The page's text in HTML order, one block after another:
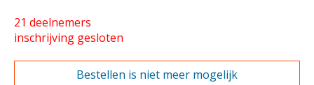
21 deelnemers
inschrijving gesloten
Bestellen is niet meer mogelijk